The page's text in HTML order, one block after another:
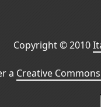
Copyright © 2010
a Creative